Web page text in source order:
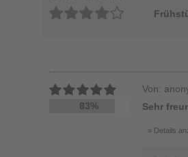
83%
Von:
Sehr
Details